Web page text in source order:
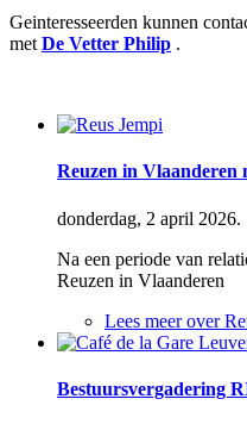
Geinteresseerden kunnen
met De Vetter Philip .
Reuzen in Vlaanderen
donderdag, 2 april 2026.
Na een periode van
Reuzen in Vlaanderen
Lees meerover
Bestuursvergadering